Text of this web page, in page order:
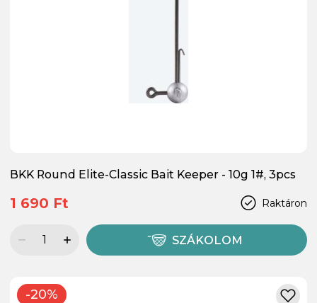
BKK Round Elite-Classic Bait Keeper - 10g 1#, 3pcs
Raktáron
1 690 Ft
SZÁKOLOM
-20%